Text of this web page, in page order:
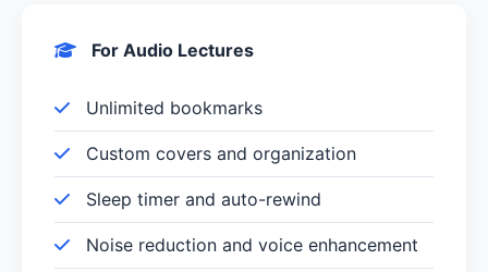
For Audio Lectures
Unlimited bookmarks
Custom covers and organization
Sleep timer and auto-rewind
Noise reduction and voice enhancement